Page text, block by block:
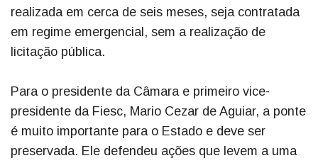
realizada em cerca de seis meses, seja contratada
em regime emergencial, sem a realização de
licitação pública.
Para o presidente da Câmara e primeiro vice-
presidente da Fiesc, Mario Cezar de Aguiar, a ponte
é muito importante para o Estado e deve ser
preservada. Ele defendeu ações que levem a uma